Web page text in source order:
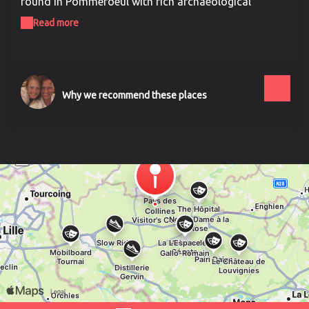
findings. Most of the museum's collection originate
from the vicus (town) of Pommeroeul, a small town
location probably gave it a predominant role in
commerce and crafts in the regions to the north of
the ancient town of Bavay. The vicus was found by
life in antiquity. The objects speak The Gallo Roman
Museum leaves the objects "to speak for
themselves", by bringing scientific knowledge and the
public's knowledge closer together, distinguishing
authentic objects from reconstitutions. The further
we go back in time, the more the collections come to
life. As visitors go up from one floor to the next, they
delve more deeply into the private lives of the
objects, as if they were making a journey back in time
from today to the second century A.D. Guided by
Read more
Why we recommend these places